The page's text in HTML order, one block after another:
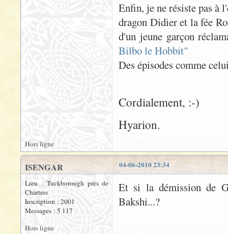
Enfin, je ne résiste pas à
dragon Didier et la fée
d'un jeune garçon
Bilbo le Hobbit"
Des épisodes comme
Cordialement, :-)
Hyarion.
Hors ligne
04-06-2010 23:34
ISENGAR
Lieu : Tuckborough près de
Chartres
Inscription : 2001
Messages : 5 117
Et si la démission de
Bakshi...?
Hors ligne